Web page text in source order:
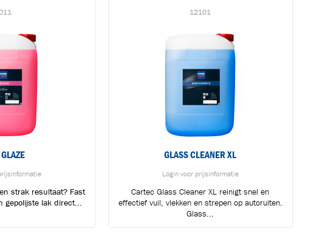
strak resultaat? Fast
gepolijste lak direct...
12101
GLASS CLEANER XL
Login voor prijsinformatie
Cartec Glass Cleaner XL reinigt snel en
effectief vuil, vlekken en strepen op autoruiten.
Glass...